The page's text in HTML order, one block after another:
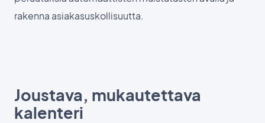
rakenna asiakasuskollisuutta.
Joustava, mukautettava
kalenteri